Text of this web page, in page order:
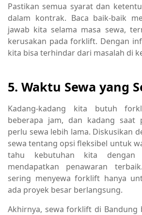
Pastikan semua syarat dan
dalam kontrak. Baca baik-baik
jawab kita selama masa sewa,
kerusakan pada forklift. Dengan
kita bisa terhindar dari masalah di
5. Waktu Sewa yang
Kadang-kadang kita butuh
beberapa jam, dan kadang saat
perlu sewa lebih lama. Diskusikan
sewa tentang opsi fleksibel untuk
tahu kebutuhan kita
mendapatkan penawaran
sering menyewa forklift hanya
ada proyek besar berlangsung.
Akhirnya, sewa forklift di Bandung